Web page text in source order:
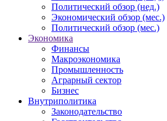
Политический обзор (нед.)
Экономический обзор (мес.)
Политический обзор (мес.)
Экономика
Финансы
Макроэкономика
Промышленность
Аграрный сектор
Бизнес
Внутриполитика
Законодательство